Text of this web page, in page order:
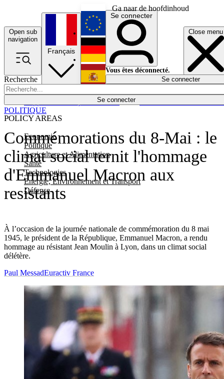
Ga naar de hoofdinhoud
Open sub
navigation
Close menu
Recherche
Se connecter
POLICY AREAS
Economie
Politique
Agriculture et Alimentation
Santé
Technologies
Energie, Environnement et Transport
Défense
Économie
Français
English
Deutsch
Español
Se connecter
Vous êtes déconnecté.
Se connecter
Commémorations du 8-Mai : le
climat social ternit l'hommage
d'Emmanuel Macron aux
resistants
À l’occasion de la journée nationale de commémoration du 8 mai
1945, le président de la République, Emmanuel Macron, a rendu
hommage au résistant Jean Moulin à Lyon, dans un climat social
délétère.
POLITIQUE
Paul MessadEuractiv France